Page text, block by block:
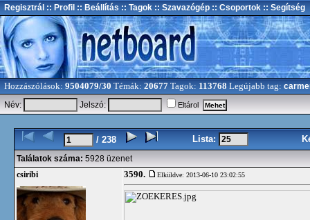
Regisztrál :: Profil :: Beállítás :: Tagok :: Szavazógép :: Csoportok :: Segítség
Hozzászólások: 9504079/30 Témák: 20677 Tagok: 113768 Legújabb tag:
Név:
Jelszó: Eltárol
/ 238 Lista:
Találatok száma: 5928 üzenet
csiribi 3590. Elküldve: 2013-06-10 23:02:55